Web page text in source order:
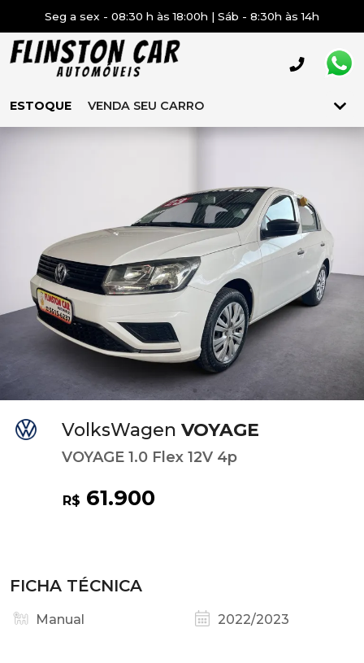
Seg a sex - 08:30 h às 18:00h | Sáb - 8:30h às 14h
ESTOQUE VENDA SEU CARRO
VolksWagen VOYAGE
VOYAGE 1.0 Flex 12V 4p
R$ 61.900
FICHA TÉCNICA
Manual 2022/2023